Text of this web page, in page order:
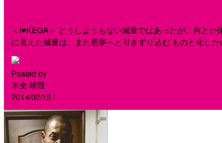
＜I♥KEGA＞ どうしようもない減量ではあったが、何と
に見えた減量は、また悪夢へと引きずり込む ものと化し
Posted by
木全 靖陛
2014/02/15/